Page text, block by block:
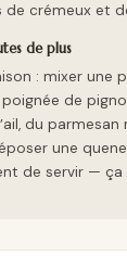
de crémeux et
de plus
: mixer une
de
du parmesan
une
de servir — ça